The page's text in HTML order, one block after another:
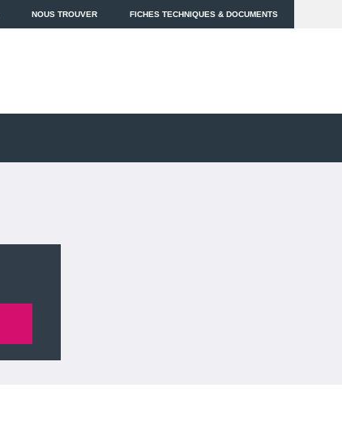
NOUS TROUVER FICHES TECHNIQUES & DOCUMENTS